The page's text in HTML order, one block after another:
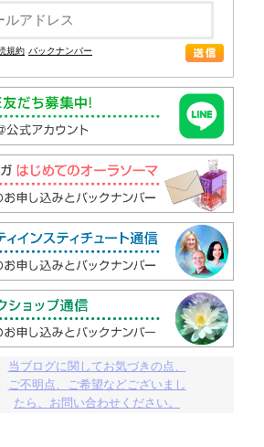
規約 バックナンバー
当ブログに関してお気づきの点、
ご不明点、ご希望などございまし
たら、お問い合わせください。